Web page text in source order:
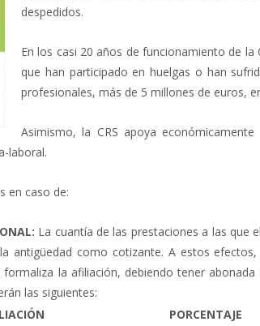
despedidos.
En los casi 20 años de funcionamiento de la
que han participado en huelgas o han
profesionales, más de 5 millones de euros,
Asimismo, la CRS apoya
laboral.
en caso de:
La cuantía de las prestaciones a las que
antigüedad como cotizante. A estos
la afiliación, debiendo tener
las siguientes:
PORCENTAJE